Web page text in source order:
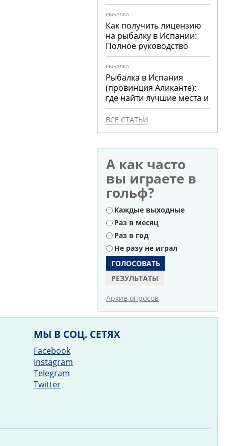
РЫБАЛКА
Как получить лицензию
на рыбалку в Испании:
Полное руководство
РЫБАЛКА
Рыбалка в Испания
(провинция Аликанте):
где найти лучшие места и
что ловить
ВСЕ СТАТЬИ
А как часто
вы играете в
гольф?
Варианты
Каждые выходные
Раз в месяц
Раз в год
Не разу не играл
РЕЗУЛЬТАТЫ
Архив опросов
МЫ В СОЦ. СЕТЯХ
Facebook
Instagram
Telegram
Twitter